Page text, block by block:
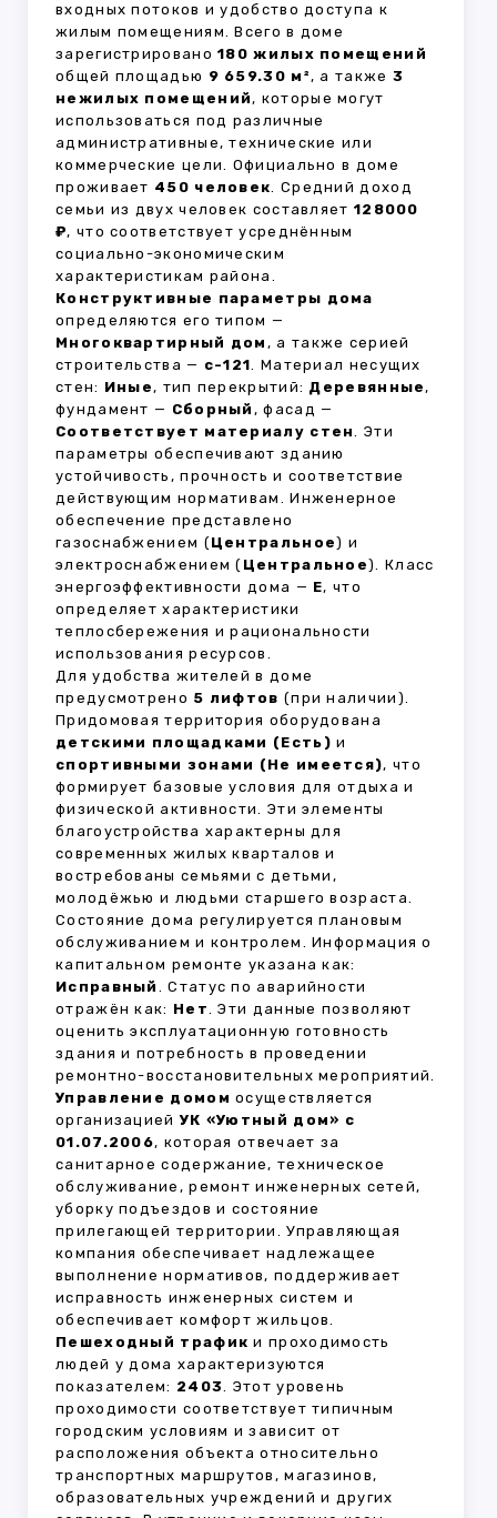
входных потоков и удобство доступа к
жилым помещениям. Всего в доме
зарегистрировано180 жилых помещений
общей площадью 9 659.30 м², а также 3
нежилых помещений, которые могут
использоваться под различные
административные, технические или
коммерческие цели. Официально в доме
проживает 450 человек. Средний доход
семьи из двух человек составляет 128000
₽, что соответствует усреднённым
социально-экономическим
характеристикам района.
Конструктивные параметры дома
определяются его типом —
Многоквартирный дом , а также серией
строительства — с-121. Материал несущих
стен: Иные, тип перекрытий: Деревянные,
фундамент — Сборный , фасад —
Соответствует материалу стен. Эти
параметры обеспечивают зданию
устойчивость, прочность и соответствие
действующим нормативам. Инженерное
обеспечение представлено
газоснабжением (Центральное) и
электроснабжением ( Центральное). Класс
энергоэффективности дома — E, что
определяет характеристики
теплосбережения и рациональности
использования ресурсов.
Для удобства жителей в доме
предусмотрено 5 лифтов (при наличии).
Придомовая территория оборудована
детскими площадками (Есть) и
спортивными зонами (Не имеется), что
формирует базовые условия для отдыха и
физической активности. Эти элементы
благоустройства характерны для
современных жилых кварталов и
востребованы семьями с детьми,
молодёжью и людьми старшего возраста.
Состояние дома регулируется плановым
обслуживанием и контролем. Информация о
капитальном ремонте указана как:
Исправный . Статус по аварийности
отражён как: Нет. Эти данные позволяют
оценить эксплуатационную готовность
здания и потребность в проведении
ремонтно-восстановительных мероприятий.
Управление домом осуществляется
организациейУК «Уютный дом» с
01.07.2006, которая отвечает за
санитарное содержание, техническое
обслуживание, ремонт инженерных сетей,
уборку подъездов и состояние
прилегающей территории. Управляющая
компания обеспечивает надлежащее
выполнение нормативов, поддерживает
исправность инженерных систем и
обеспечивает комфорт жильцов.
Пешеходный трафик и проходимость
людей у дома характеризуются
показателем: 2403. Этот уровень
проходимости соответствует типичным
городским условиям и зависит от
расположения объекта относительно
транспортных маршрутов, магазинов,
образовательных учреждений и других